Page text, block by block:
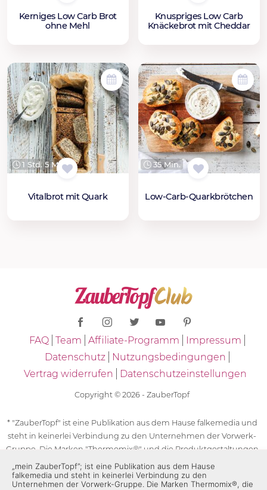
Kerniges Low Carb Brot
ohne Mehl
Knuspriges Low Carb
Knäckebrot mit Cheddar
1 Std. 5 Min.
Vitalbrot mit Quark
35 Min.
Low-Carb-Quarkbrötchen
FAQ Team Affiliate-Programm
Impressum
Datenschutz
Nutzungsbedingungen
Vertrag widerrufen
Datenschutzeinstellungen
Copyright © 2026 - ZauberTopf
* "ZauberTopf" ist eine Publikation aus dem Hause falkemedia und
steht in keinerlei Verbindung zu den Unternehmen der Vorwerk-
Gruppe. Die Marken "Thermomix®" und die Produktgestaltungen
des "Thermomix®" sind eingetragene Marken der Unternehmen
der Vorwerk-Gruppe. Die Marken Thermomix®, die Zeichen TM5®,
„mein ZauberTopf”; ist eine Publikation aus dem Hause
falkemedia und steht in keinerlei Verbindung zu den
Unternehmen der Vorwerk-Gruppe. Die Marken Thermomix®, die